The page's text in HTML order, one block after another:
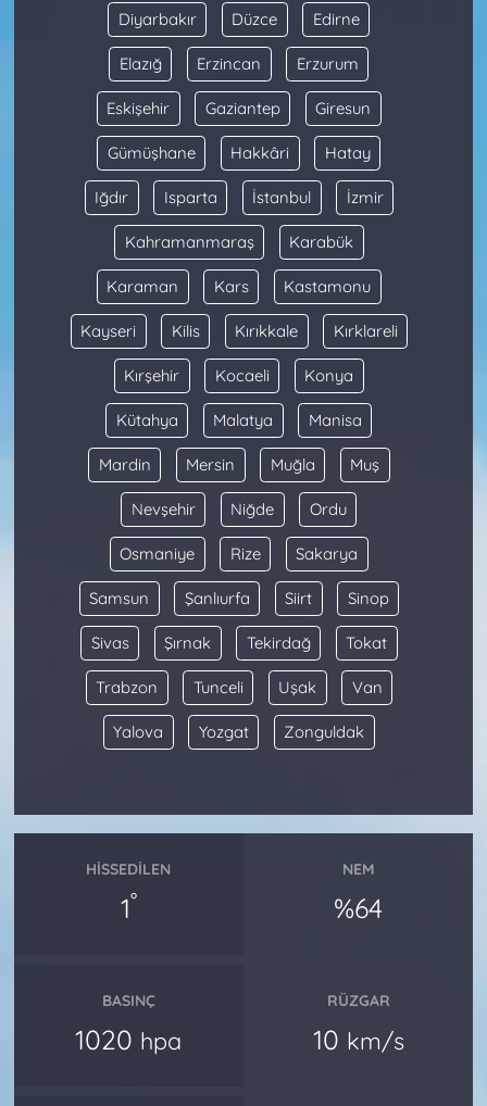
Diyarbakır Düzce Edirne
Elazığ Erzincan Erzurum
Eskişehir Gaziantep Giresun
Gümüşhane Hakkâri Hatay
Iğdır Isparta İstanbul İzmir
Kahramanmaraş Karabük
Karaman Kars Kastamonu
Kayseri Kilis Kırıkkale Kırklareli
Kırşehir Kocaeli Konya
Kütahya Malatya Manisa
Mardin Mersin Muğla Muş
Nevşehir Niğde Ordu
Osmaniye Rize Sakarya
Samsun Şanlıurfa Siirt Sinop
Sivas Şırnak Tekirdağ Tokat
Trabzon Tunceli Uşak Van
Yalova Yozgat Zonguldak
HISSEDILEN
1°
NEM
%64
BASINÇ
1020 hpa
RÜZGAR
10 km/s